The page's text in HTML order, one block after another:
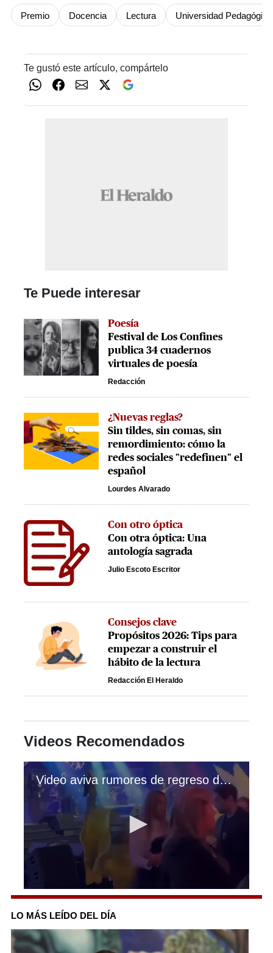
Premio Docencia Lectura Universidad
Te gustó este artículo, compártelo
Te Puede interesar
Poesía
Festival de Los Confines
publica 34 cuadernos
virtuales de poesía
Redacción
¿Nuevas reglas?
Sin tildes, sin comas, sin
remordimiento: cómo la
redes sociales "redefinen" el
español
Lourdes Alvarado
Con otro óptica
Con otra óptica: Una
antología sagrada
Julio Escoto Escritor
Consejos clave
Propósitos 2026: Tips para
empezar a construir el
hábito de la lectura
Redacción El Heraldo
Videos Recomendados
Video aviva rumores de regreso de profeta Ana Maldonado a "El Rey Jesús"
0
of
3
minutes,
34
LO MÁS LEÍDO DEL DÍA